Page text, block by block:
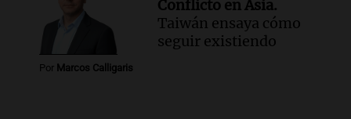
Audio.Santa Fe reactivará 1.500
viviendas paralizadas tras el cierre de
Procrear en la provincia
Panorama Federal
Por Marcos Calligaris
Conflicto en Asia.
Taiwán ensaya cómo
seguir existiendo